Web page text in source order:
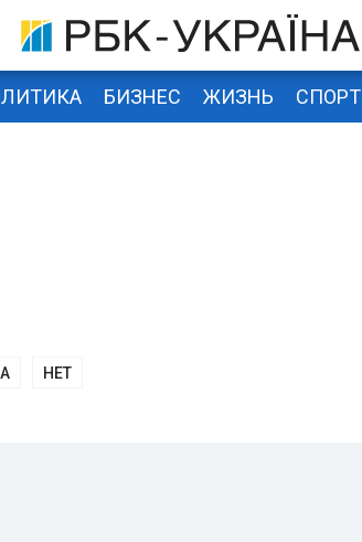
БИЗНЕС ЖИЗНЬ СПОРТ
НЕТ